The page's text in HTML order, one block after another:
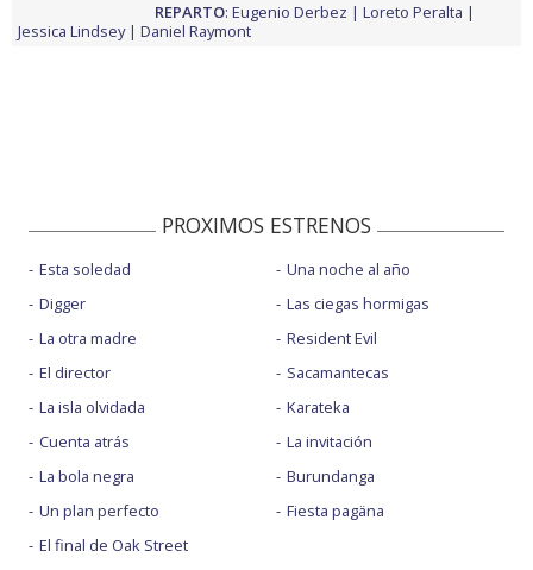
REPARTO: Eugenio Derbez
Loreto Peralta
Jessica Lindsey
Daniel Raymont
PROXIMOS ESTRENOS
Esta soledad
Digger
La otra madre
El director
La isla olvidada
Cuenta atrás
La bola negra
Un plan perfecto
El final de Oak Street
Una noche al año
Las ciegas hormigas
Resident Evil
Sacamantecas
Karateka
La invitación
Burundanga
Fiesta pagäna